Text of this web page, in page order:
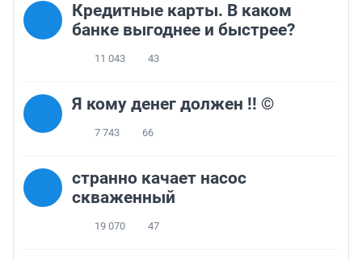
Кредитные карты. В каком
банке выгоднее и быстрее?
11 043 43
Я кому денег должен !! ©
7 743 66
странно качает насос
скваженный
19 070 47